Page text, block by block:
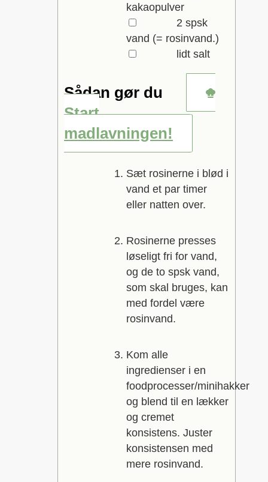
kakaopulver
2 spsk
vand (= rosinvand.)
lidt salt
Sådan gør du
Start
madlavningen!
Sæt rosinerne i blød i
vand et par timer
eller natten over.
Rosinerne presses
løseligt fri for vand,
og de to spsk vand,
som skal bruges, kan
med fordel være
rosinvand.
Kom alle
ingredienser i en
foodprocesser/minihakker
og blend til en lækker
og cremet
konsistens. Juster
konsistensen med
mere rosinvand.